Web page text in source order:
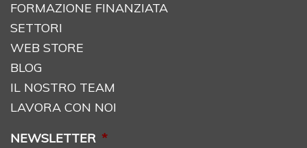
FORMAZIONE FINANZIATA
SETTORI
WEB STORE
BLOG
IL NOSTRO TEAM
LAVORA CON NOI
NEWSLETTER *